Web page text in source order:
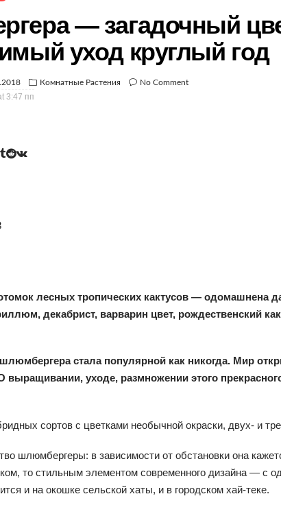
— загадочный
уход круглый год
Комнатные Растения No Comment
3:47 пп
лесных тропических кактусов — одомашнена
декабрист, варварин цвет, рождественский
стала популярной как никогда. Мир
выращивании, уходе, размножении этого
сортов с цветками необычной окраски, двух- и
шлюмбергеры: в зависимости от обстановки она
то стильным элементом современного дизайна — с
и на окошке сельской хаты, и в городском хай-теке.